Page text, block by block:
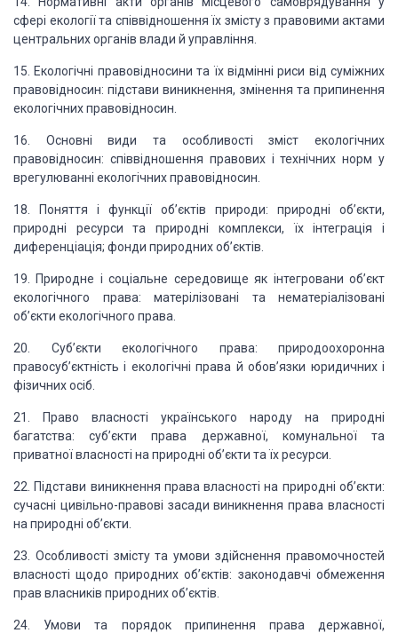
сфері екології та співвідношення їх змісту з правовими актами
центральних органів влади й управління.
15. Екологічні правовідносини та їх відмінні риси від суміжних
правовідносин: підстави виникнення, змінення та припинення
екологічних правовідносин.
16. Основні види та особливості зміст екологічних
правовідносин: співвідношення правових і технічних норм у
врегулюванні екологічних правовідносин.
18. Поняття і функції об’єктів природи: природні об’єкти,
природні ресурси та природні комплекси, їх інтеграція і
диференціація; фонди природних об’єктів.
19. Природне і соціальне середовище як інтегровани об’єкт
екологічного права: матерілізовані та нематеріалізовані
об’єкти екологічного права.
20. Суб’єкти екологічного права: природоохоронна
правосуб’єктність і екологічні права й обов’язки юридичних і
фізичних осіб.
21. Право власності українського народу на природні
багатства: суб’єкти права державної, комунальної та
приватної власності на природні об’єкти та їх ресурси.
22. Підстави виникнення права власності на природні об’єкти:
сучасні цивільно-правові засади виникнення права власності
на природні об’єкти.
23. Особливості змісту та умови здійснення правомочностей
власності щодо природнихоб’єктів: законодавчі обмеження
прав власників природних об’єктів.
24. Умови та порядок припинення права державної,